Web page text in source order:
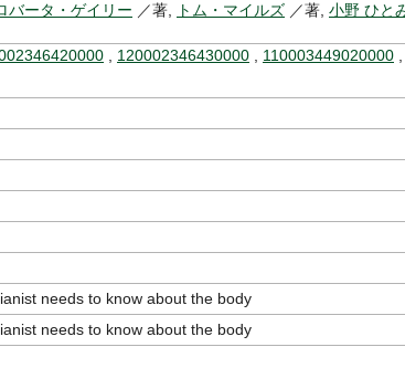
バータ・ゲイリー ／著, トム・マイルズ ／著, 小野 ひと
120002346430000 110003449020000
needs to know about the body
needs to know about the body